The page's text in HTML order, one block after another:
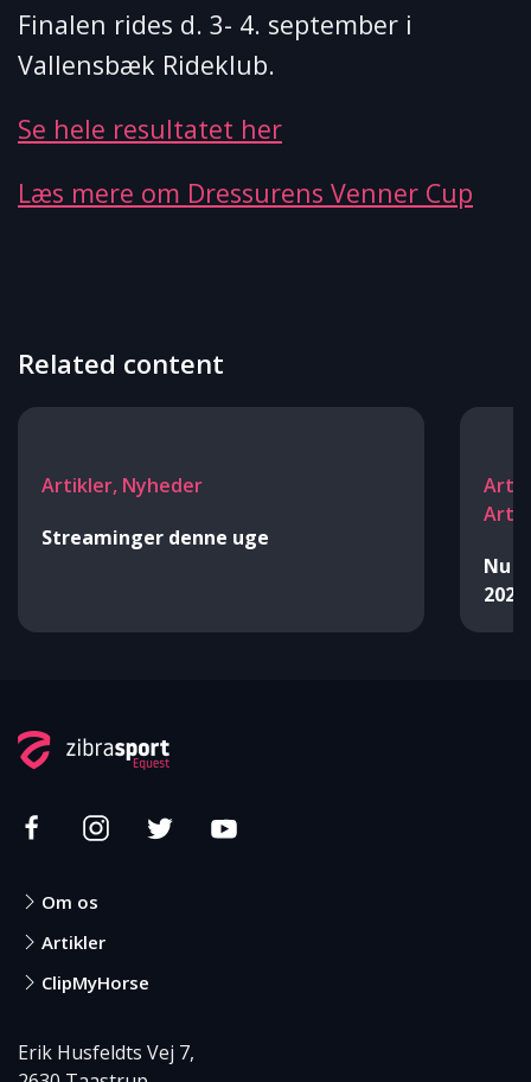
Finalen rides d. 3- 4. september i
Vallensbæk Rideklub.
Se hele resultatet her
Læs mere om Dressurens Venner Cup
Related content
Artikler, Nyheder
Streaminger denne uge
Nu
2021
Om os
Artikler
ClipMyHorse
Erik Husfeldts Vej 7,